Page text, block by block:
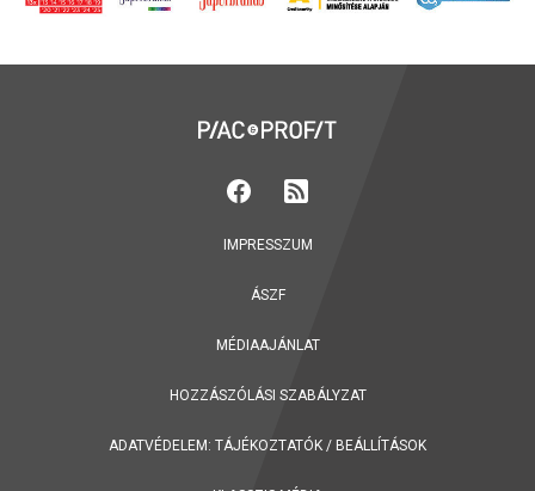
IMPRESSZUM
ÁSZF
MÉDIAAJÁNLAT
HOZZÁSZÓLÁSI SZABÁLYZAT
ADATVÉDELEM: TÁJÉKOZTATÓK / BEÁLLÍTÁSOK